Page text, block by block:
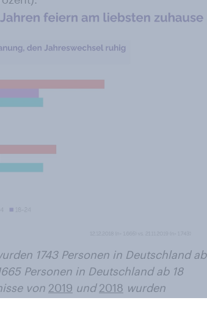
1743 Personen in Deutschland ab
Personen in Deutschland ab 18
von 2019 und2018 wurden
Bevölkerung ab 18 Jahren.
Subgruppen analysiert werden.